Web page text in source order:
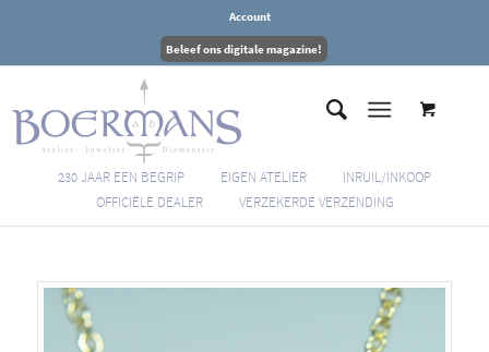
Account
Beleef ons digitale magazine!
230 JAAR EEN BEGRIP EIGEN ATELIER
INRUIL/INKOOP
OFFICIËLE DEALER
VERZEKERDE VERZENDING